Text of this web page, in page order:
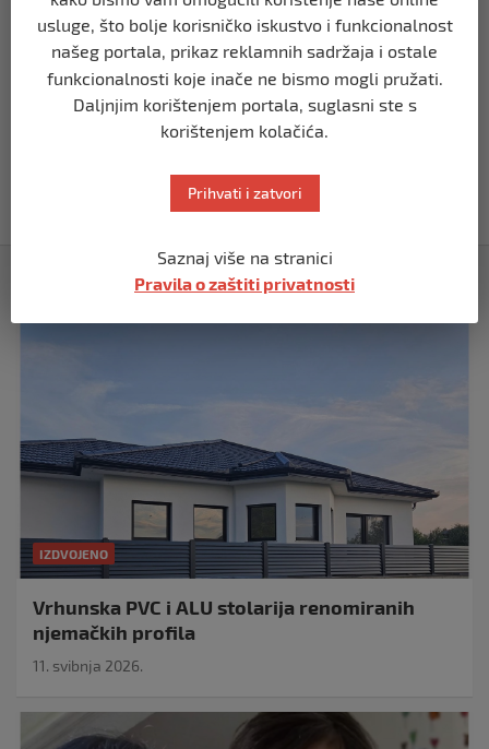
roditelji zvali hitnu i policiju: “Došli su
uhapsiti kozu”
prije 10 mjeseci
REGION
Srbije je spremna”
prije 10 mjeseci
IZDVOJENO
Vrhunska PVC i ALU stolarija renomiranih
njemačkih profila
11. svibnja 2026.
usluge, što bolje korisničko iskustvo i funkcionalnost
našeg portala, prikaz reklamnih sadržaja i ostale
funkcionalnosti koje inače ne bismo mogli pružati.
Daljnjim korištenjem portala, suglasni ste s
korištenjem kolačića.
Prihvati i zatvori
Saznaj više na stranici
Pravila o zaštiti privatnosti